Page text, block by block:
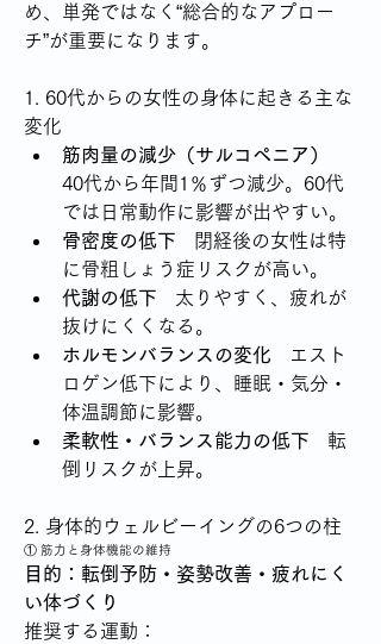
め、単発ではなく“総合的なアプロー
チ”が重要になります。
1. 60代からの女性の身体に起きる主な
変化
筋肉量の減少（サルコペニア）
40代から年間1％ずつ減少。60代
では日常動作に影響が出やすい。
骨密度の低下 閉経後の女性は特
に骨粗しょう症リスクが高い。
代謝の低下 太りやすく、疲れが
抜けにくくなる。
ホルモンバランスの変化 エスト
ロゲン低下により、睡眠・気分・
体温調節に影響。
柔軟性・バランス能力の低下 転
倒リスクが上昇。
2. 身体的ウェルビーイングの6つの柱
① 筋力と身体機能の維持
目的：転倒予防・姿勢改善・疲れにく
い体づくり
推奨する運動：